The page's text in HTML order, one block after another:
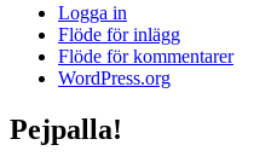
Logga in
Flöde för inlägg
Flöde för kommentarer
WordPress.org
Pejpalla!